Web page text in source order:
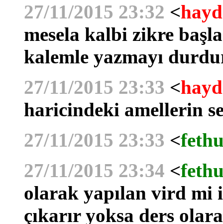
27/11/2015 23:32 <
mesela kalbi zikre
kalemle yazmayı
27/11/2015 23:33 <
haricindeki amellerin
27/11/2015 23:33 <
27/11/2015 23:34 <
olarak yapılan vird mi
çıkarır yoksa ders